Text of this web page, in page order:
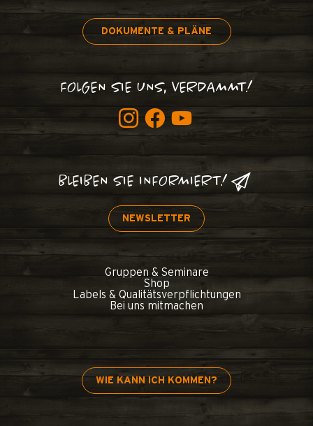
DOKUMENTE & PLÄNE
FOLGEN SIE UNS, VERDAMMT!
BLEIBEN SIE INFORMIERT!
NEWSLETTER
Gruppen & Seminare
Shop
Labels & Qualitätsverpflichtungen
Bei uns mitmachen
WIE KANN ICH KOMMEN?